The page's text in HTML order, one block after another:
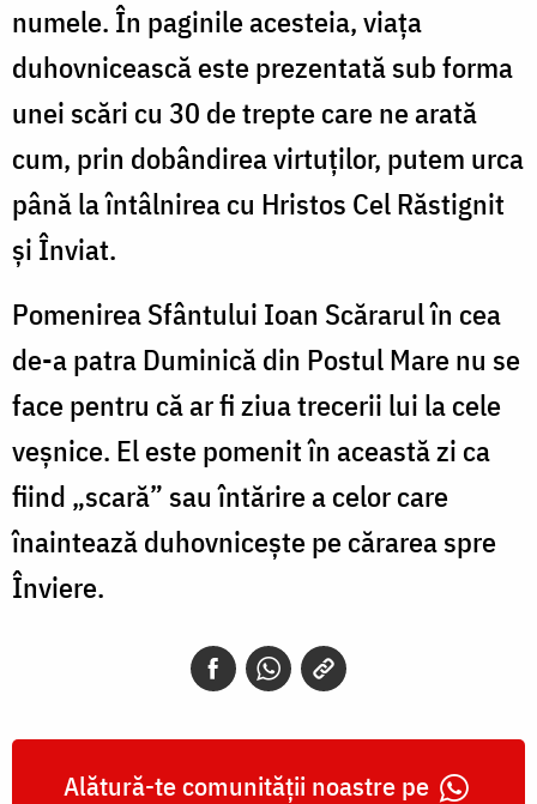
numele. În paginile acesteia, viața
duhovnicească este prezentată sub forma
unei scări cu 30 de trepte care ne arată
cum, prin dobândirea virtuților, putem urca
până la întâlnirea cu Hristos Cel Răstignit
și Înviat.
Pomenirea Sfântului Ioan Scărarul în cea
de-a patra Duminică din Postul Mare nu se
face pentru că ar fi ziua trecerii lui la cele
veșnice. El este pomenit în această zi ca
fiind „scară” sau întărire a celor care
înaintează duhovniceşte pe cărarea spre
Înviere.
Alătură-te comunității noastre pe